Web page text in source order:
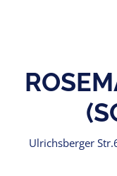
Ulrichsberger